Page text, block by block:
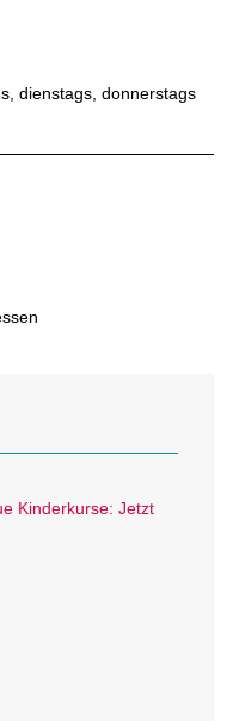
dienstags, donnerstags
Kinderkurse: Jetzt